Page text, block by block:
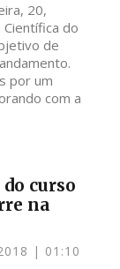
20,
Científica do
de
por um
com a
curso
na
01:10